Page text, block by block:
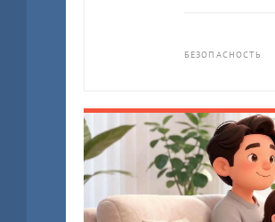
БЕЗОПАСНОСТЬ